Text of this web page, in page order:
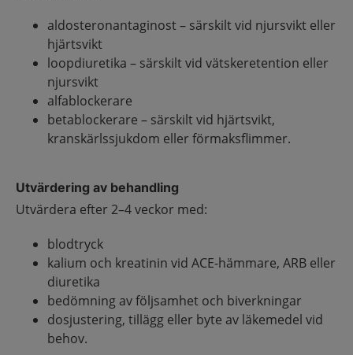
aldosteronantaginost – särskilt vid njursvikt eller
hjärtsvikt
loopdiuretika – särskilt vid vätskeretention eller
njursvikt
alfablockerare
betablockerare – särskilt vid hjärtsvikt,
kranskärlssjukdom eller förmaksflimmer.
Utvärdering av behandling
Utvärdera efter 2–4 veckor med:
blodtryck
kalium och kreatinin vid ACE-hämmare, ARB eller
diuretika
bedömning av följsamhet och biverkningar
dosjustering, tillägg eller byte av läkemedel vid
behov.